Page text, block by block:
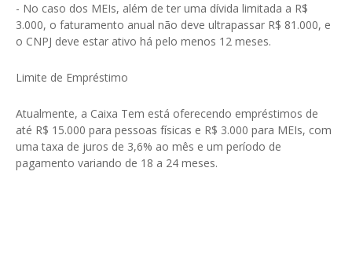
- No caso dos MEIs, além de ter uma dívida limitada a R$
3.000, o faturamento anual não deve ultrapassar R$ 81.000, e
o CNPJ deve estar ativo há pelo menos 12 meses.
Limite de Empréstimo
Atualmente, a Caixa Tem está oferecendo empréstimos de
até R$ 15.000 para pessoas físicas e R$ 3.000 para MEIs, com
uma taxa de juros de 3,6% ao mês e um período de
pagamento variando de 18 a 24 meses.